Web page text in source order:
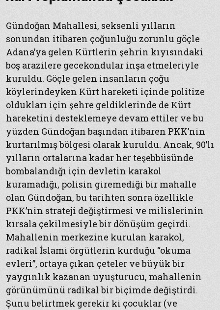
Gündoğan Mahallesi, seksenli yılların
sonundan itibaren çoğunluğu zorunlu göçle
Adana’ya gelen Kürtlerin şehrin kıyısındaki
boş arazilere gecekondular inşa etmeleriyle
kuruldu. Göçle gelen insanların çoğu
köylerindeyken Kürt hareketi içinde politize
oldukları için şehre geldiklerinde de Kürt
hareketini desteklemeye devam ettiler ve bu
yüzden Gündoğan başından itibaren PKK’nin
kurtarılmış bölgesi olarak kuruldu. Ancak, 90’lı
yılların ortalarına kadar her teşebbüsünde
bombalandığı için devletin karakol
kuramadığı, polisin giremediği bir mahalle
olan Gündoğan, bu tarihten sonra özellikle
PKK’nin strateji değiştirmesi ve milislerinin
kırsala çekilmesiyle bir dönüşüm geçirdi.
Mahallenin merkezine kurulan karakol,
radikal İslami örgütlerin kurduğu “okuma
evleri”, ortaya çıkan çeteler ve büyük bir
yaygınlık kazanan uyuşturucu, mahallenin
görünümünü radikal bir biçimde değiştirdi.
Şunu belirtmek gerekir ki çocuklar (ve